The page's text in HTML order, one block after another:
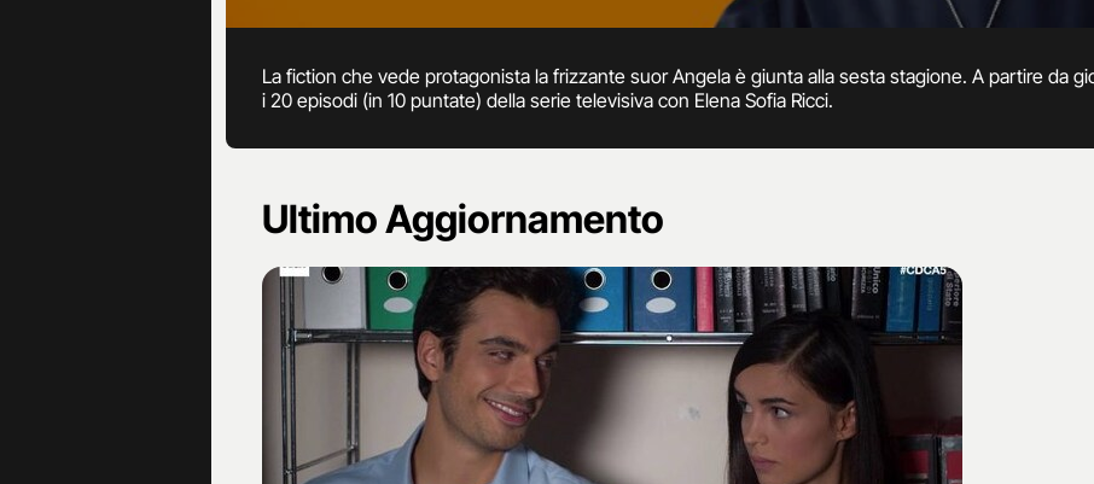
La fiction che vede protagonista la frizzante suor Angela è giunta alla sesta stagione. A partire da
i 20 episodi (in 10 puntate) della serie televisiva con Elena Sofia Ricci.
Ultimo Aggiornamento